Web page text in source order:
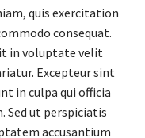
quis exercitation
consequat.
in voluptate velit
Excepteur sint
in culpa qui officia
Sed ut perspiciatis
accusantium